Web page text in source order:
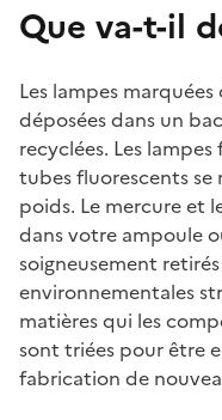
Que va-t-il
Les lampes
déposées dans un
recyclées. Les
tubes fluorescents se
poids. Le mercure et
dans votre ampoule
soigneusement
environnementales
matières qui les
sont triées pour être
fabrication de